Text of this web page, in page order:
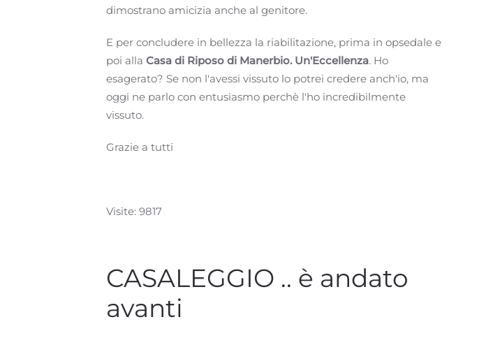
dimostrano amicizia anche al genitore.
E per concludere in bellezza la riabilitazione, prima in opsedale e
poi alla Casa di Riposo di Manerbio. Un'Eccellenza. Ho
esagerato? Se non l'avessi vissuto lo potrei credere anch'io, ma
oggi ne parlo con entusiasmo perchè l'ho incredibilmente
vissuto.
Grazie a tutti
Visite: 9817
CASALEGGIO .. è andato
avanti